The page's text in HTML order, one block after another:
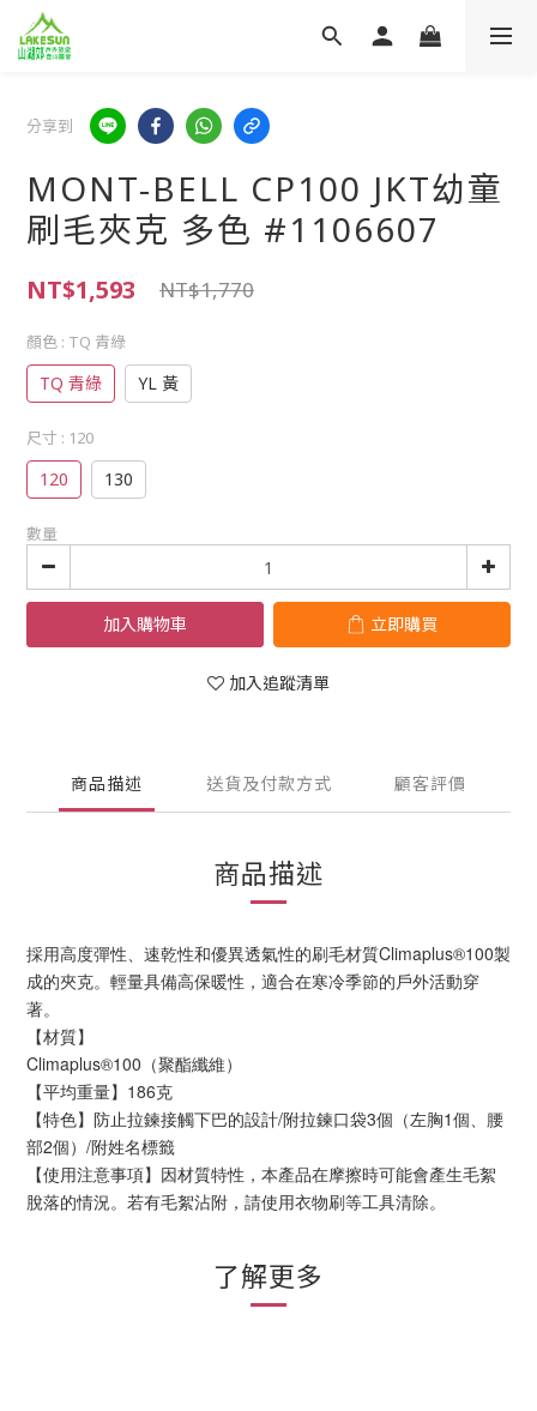
分享到
MONT-BELL CP100 JKT幼童
刷毛夾克 多色 #1106607
NT$1,593 NT$1,770
顏色 : TQ 青綠
TQ 青綠 YL 黃
尺寸 : 120
120 130
數量
加入購物車 立即購買
加入追蹤清單
商品描述 送貨及付款方式 顧客評價
商品描述
採用高度彈性、速乾性和優異透氣性的刷毛材質Climaplus®100製
成的夾克。輕量具備高保暖性，適合在寒冷季節的戶外活動穿
著。
【材質】
Climaplus®100（聚酯纖維）
【平均重量】186克
【特色】防止拉鍊接觸下巴的設計/附拉鍊口袋3個（左胸1個、腰
部2個）/附姓名標籤
【使用注意事項】因材質特性，本產品在摩擦時可能會產生毛絮
脫落的情況。若有毛絮沾附，請使用衣物刷等工具清除。
了解更多